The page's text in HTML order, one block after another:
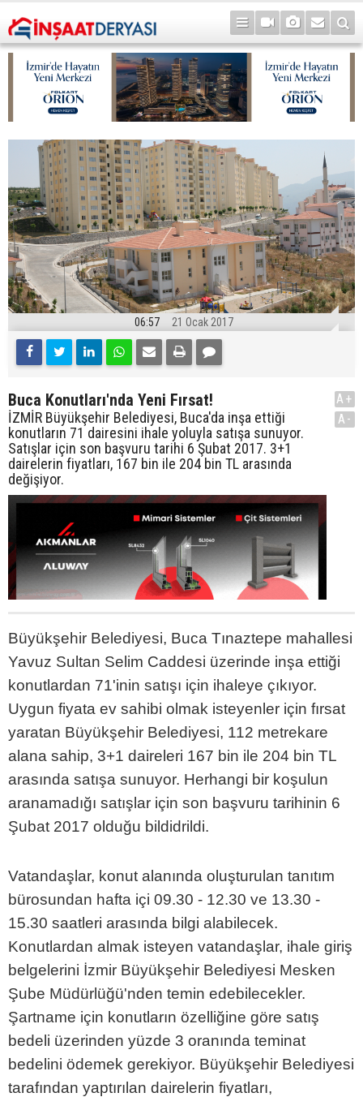
06:57 21 Ocak 2017
Buca Konutları'nda Yeni Fırsat!
İZMİR Büyükşehir Belediyesi, Buca'da inşa ettiği
konutların 71 dairesini ihale yoluyla satışa sunuyor.
Satışlar için son başvuru tarihi 6 Şubat 2017. 3+1
dairelerin fiyatları, 167 bin ile 204 bin TL arasında
değişiyor.
A+
A-
Büyükşehir Belediyesi, Buca Tınaztepe mahallesi
Yavuz Sultan Selim Caddesi üzerinde inşa ettiği
konutlardan 71'inin satışı için ihaleye çıkıyor.
Uygun fiyata ev sahibi olmak isteyenler için fırsat
yaratan Büyükşehir Belediyesi, 112 metrekare
alana sahip, 3+1 daireleri 167 bin ile 204 bin TL
arasında satışa sunuyor. Herhangi bir koşulun
aranamadığı satışlar için son başvuru tarihinin 6
Şubat 2017 olduğu bildidrildi.
Vatandaşlar, konut alanında oluşturulan tanıtım
bürosundan hafta içi 09.30 - 12.30 ve 13.30 -
15.30 saatleri arasında bilgi alabilecek.
Konutlardan almak isteyen vatandaşlar, ihale giriş
belgelerini İzmir Büyükşehir Belediyesi Mesken
Şube Müdürlüğü'nden temin edebilecekler.
Şartname için konutların özelliğine göre satış
bedeli üzerinden yüzde 3 oranında teminat
bedelini ödemek gerekiyor. Büyükşehir Belediyesi
tarafından yaptırılan dairelerin fiyatları,